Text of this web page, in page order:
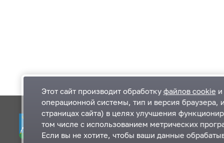
Одинцовский городской округ Московской
области
Этот сайт производит обработку файлов cookie
операционной системы, тип и версия браузера,
страницах сайта) в целях улучшения
том числе с использованием метрических
Если вы не хотите, чтобы ваши данные